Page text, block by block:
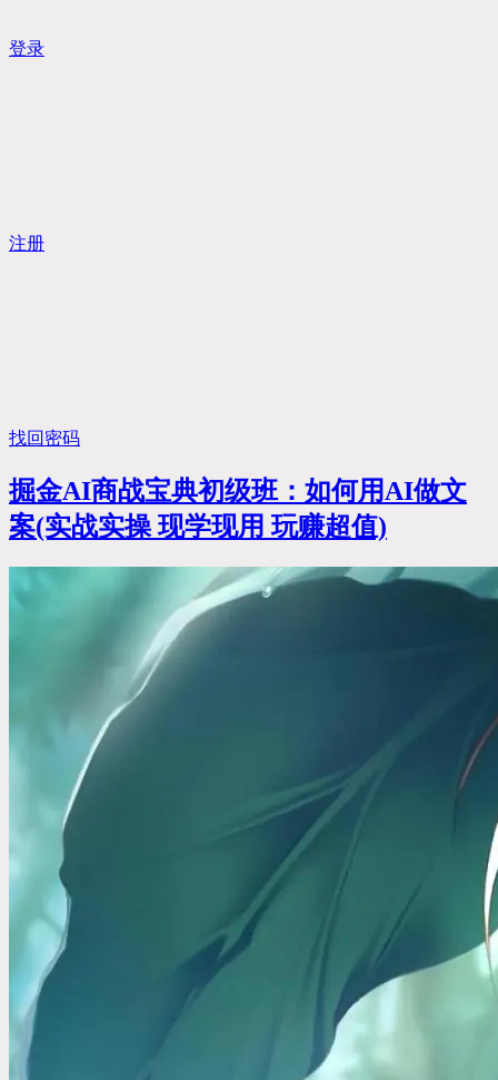
登录
注册
找回密码
掘金AI商战宝典初级班：如何用AI做文
案(实战实操 现学现用 玩赚超值)